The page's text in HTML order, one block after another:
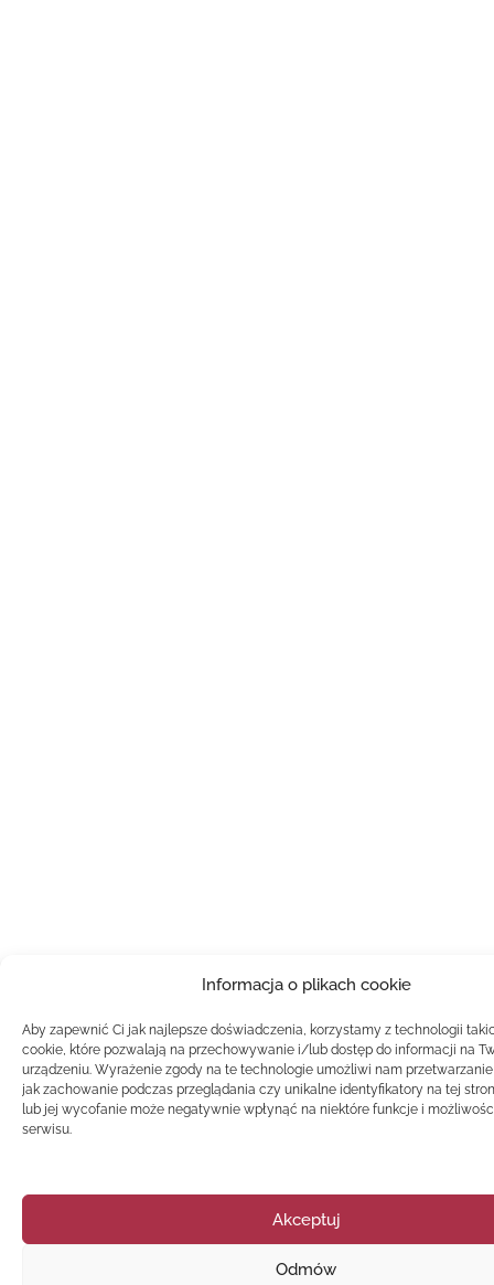
Informacja o plikach cookie
Aby zapewnić Ci jak najlepsze doświadczenia, korzystamy z technologii
cookie, które pozwalają na przechowywanie i/lub dostęp do informacji na
urządzeniu. Wyrażenie zgody na te technologie umożliwi nam
jak zachowanie podczas przeglądania czy unikalne identyfikatory na tej
lub jej wycofanie może negatywnie wpłynąć na niektóre funkcje i
serwisu.
Akceptuj
Odmów